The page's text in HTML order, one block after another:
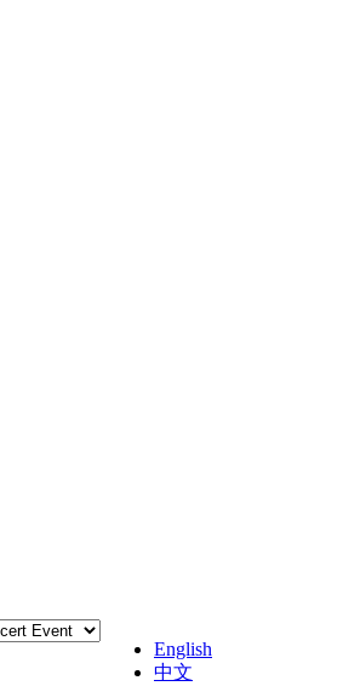
English
中文
100《周柏豪 & 吳若
希》馬來西亞演唱會